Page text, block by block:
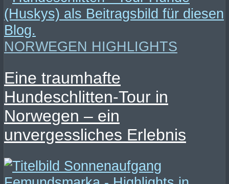
NORWEGEN HIGHLIGHTS
Eine traumhafte
Hundeschlitten-Tour in
Norwegen – ein
unvergessliches Erlebnis